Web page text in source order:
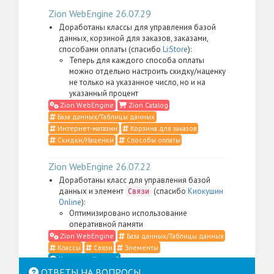
Zion WebEngine 26.07.29
Доработаны классы для управления базой
данных, корзиной для заказов, заказами,
способами оплаты (спасибо Li:Store):
Теперь для каждого способа оплаты
можно отдельно настроить скидку/наценку
не только на указанное число, но и на
указанный процент
Zion WebEngine
Zion Catalog
База данных/Таблицы данных
Интернет-магазин
Корзина для заказов
Скидки/Наценки
Способы оплаты
Zion WebEngine 26.07.22
Доработаны класс для управления базой
данных и элемент Связи (спасибо Киокушин
Online):
Оптимизировано использование
оперативной памяти
Zion WebEngine
База данных/Таблицы данных
Классы
Связи
Элементы
Что такое Классы?